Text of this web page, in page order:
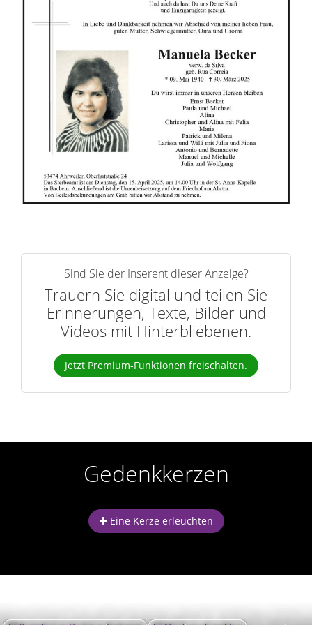
i
n
n
Sind Sie der Inserent dieser Anzeige?
Trauern Sie digital und teilen Sie
Erinnerungen, Texte, Bilder und
Videos mit Hinterbliebenen.
Jetzt Premium-Funktionen freischalten.
Gedenkkerzen
Eine Kerze erleuchten